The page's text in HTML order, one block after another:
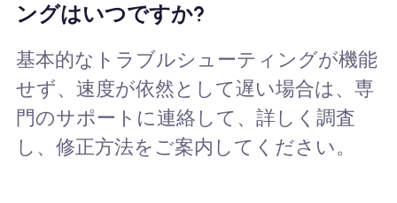
ングはいつですか?
基本的なトラブルシューティングが機能
せず、速度が依然として遅い場合は、専
門のサポートに連絡して、詳しく調査
し、修正方法をご案内してください。